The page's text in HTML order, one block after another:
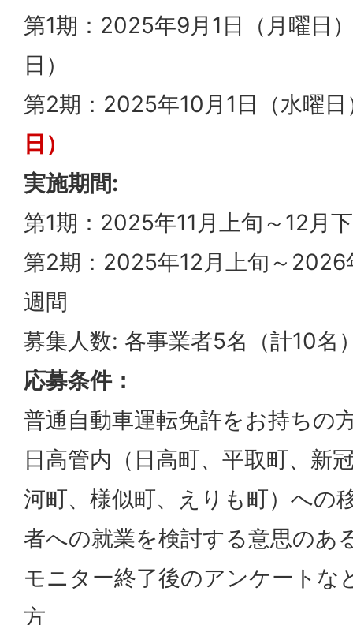
第1期：2025年9月1日（月曜日
日）
第2期：2025年10月1日（水曜日
日）
実施期間:
第1期：2025年11月上旬～12月
第2期：2025年12月上旬～2026
週間
募集人数: 各事業者5名（計10名
応募条件：
普通自動車運転免許をお持ちの
日高管内（日高町、平取町、新
河町、様似町、えりも町）への
者への就業を検討する意思のあ
モニター終了後のアンケートな
方